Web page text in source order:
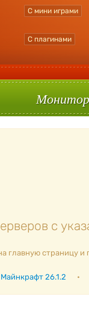
С мини играми
С плагинами
с
главную страницу и
26.1.2 •